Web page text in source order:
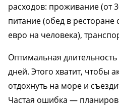
расходов: проживание (от
питание (обед в
евро на человека),
Оптимальная
дней. Этого хватит, чтобы
отдохнуть на море и
Частая ошибка —